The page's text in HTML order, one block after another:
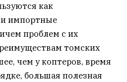
как
и импортные
проблем с их
томских
чем у коптеров, время
большая полезная